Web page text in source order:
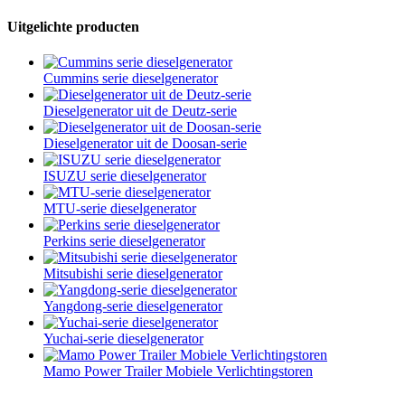
Uitgelichte producten
Cummins serie dieselgenerator
Dieselgenerator uit de Deutz-serie
Dieselgenerator uit de Doosan-serie
ISUZU serie dieselgenerator
MTU-serie dieselgenerator
Perkins serie dieselgenerator
Mitsubishi serie dieselgenerator
Yangdong-serie dieselgenerator
Yuchai-serie dieselgenerator
Mamo Power Trailer Mobiele Verlichtingstoren